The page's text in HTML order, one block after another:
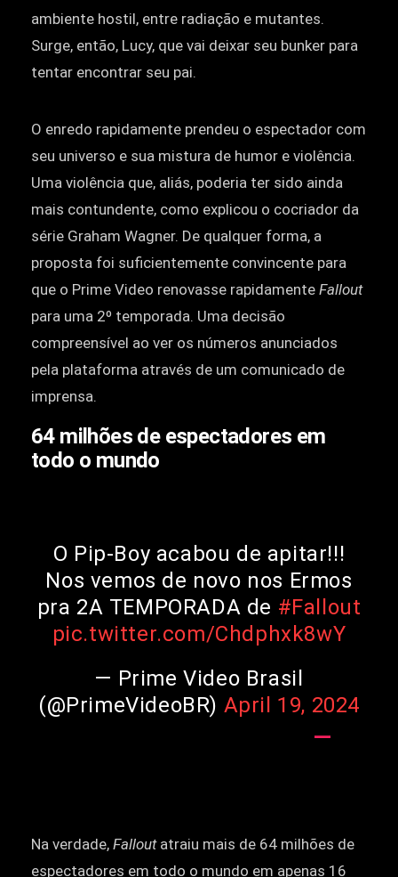
ambiente hostil, entre radiação e mutantes.
Surge, então, Lucy, que vai deixar seu bunker para
tentar encontrar seu pai.
O enredo rapidamente prendeu o espectador com
seu universo e sua mistura de humor e violência.
Uma violência que, aliás, poderia ter sido ainda
mais contundente, como explicou o cocriador da
série Graham Wagner. De qualquer forma, a
proposta foi suficientemente convincente para
que o Prime Video renovasse rapidamente Fallout
para uma 2º temporada. Uma decisão
compreensível ao ver os números anunciados
pela plataforma através de um comunicado de
imprensa.
64 milhões de espectadores em
todo o mundo
O Pip-Boy acabou de apitar!!!
Nos vemos de novo nos Ermos
pra 2A TEMPORADA de #Fallout
pic.twitter.com/Chdphxk8wY
— Prime Video Brasil
(@PrimeVideoBR) April 19, 2024
Na verdade, Falloutatraiu mais de 64 milhões de
espectadores em todo o mundo em apenas 16